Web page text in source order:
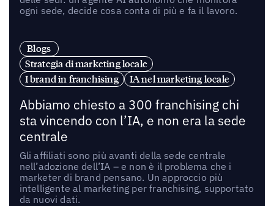
ogni sede, decide cosa conta di più e fa il lavoro.
Blogs
Strategia di marketing locale
I brand in franchising
IA nel marketing locale
Abbiamo chiesto a 300 franchising chi
sta vincendo con l’IA, e non era la sede
centrale
Gli affiliati sono più avanti della sede centrale
nell’adozione dell’IA – e non è il problema che i
marketer di brand pensano. Un approccio più
intelligente al marketing per franchising, supportato
da nuovi dati.